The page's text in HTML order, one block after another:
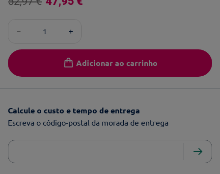
＋
－
Adicionar ao carrinho
Calcule o custo e tempo de entrega
Escreva o código-postal da morada de entrega